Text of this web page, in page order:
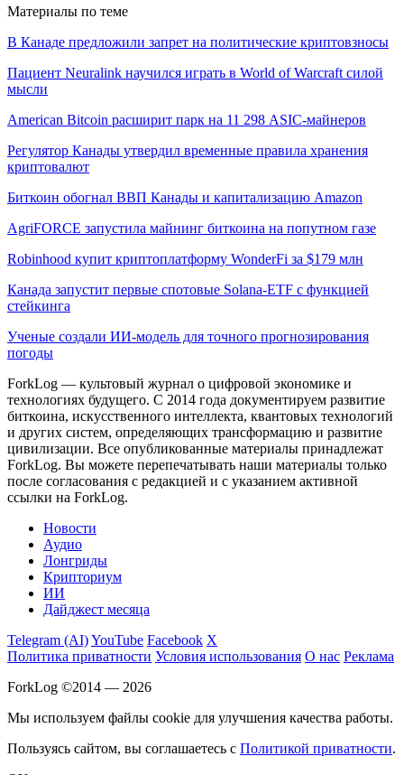
Материалы по теме
В Канаде предложили запрет на политические криптовзносы
Пациент Neuralink научился играть в World of Warcraft силой
мысли
American Bitcoin расширит парк на 11 298 ASIC-майнеров
Регулятор Канады утвердил временные правила хранения
криптовалют
Биткоин обогнал ВВП Канады и капитализацию Amazon
AgriFORCE запустила майнинг биткоина на попутном газе
Robinhood купит криптоплатформу WonderFi за $179 млн
Канада запустит первые спотовые Solana-ETF с функцией
стейкинга
Ученые создали ИИ-модель для точного прогнозирования
погоды
ForkLog — культовый журнал о цифровой экономике и
технологиях будущего. С 2014 года документируем развитие
биткоина, искусственного интеллекта, квантовых технологий
и других систем, определяющих трансформацию и развитие
цивилизации. Все опубликованные материалы принадлежат
ForkLog. Вы можете перепечатывать наши материалы только
после согласования с редакцией и с указанием активной
ссылки на ForkLog.
Новости
Аудио
Лонгриды
Крипториум
ИИ
Дайджест месяца
Telegram (AI)YouTube Facebook X
Политика приватности Условия использования О нас Реклама
ForkLog ©2014 — 2026
Мы используем файлы cookie для улучшения качества работы.
Пользуясь сайтом, вы соглашаетесь с Политикой приватности.